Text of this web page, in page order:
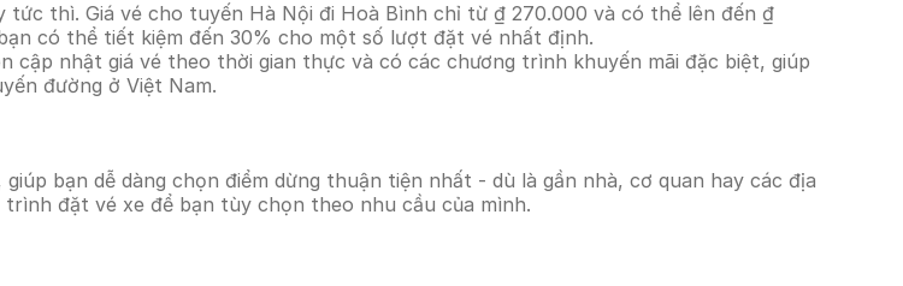
tức thì. Giá vé cho tuyến Hà Nội đi Hoà Bình chỉ từ ₫ 270.000 và có thể lên đến ₫
có thể tiết kiệm đến 30% cho một số lượt đặt vé nhất định.
nhật giá vé theo thời gian thực và có các chương trình khuyến mãi đặc biệt, giúp
đường ở Việt Nam.
bạn dễ dàng chọn điểm dừng thuận tiện nhất - dù là gần nhà, cơ quan hay các địa
đặt vé xe để bạn tùy chọn theo nhu cầu của mình.